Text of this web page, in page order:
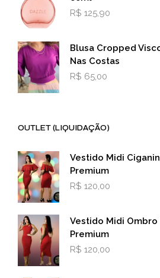
R$ 125,90
Blusa Cropped
Nas Costas
R$ 65,00
OUTLET (LIQUIDAÇÃO)
Vestido Midi
Premium
R$ 120,00
Vestido Midi
Premium
R$ 120,00